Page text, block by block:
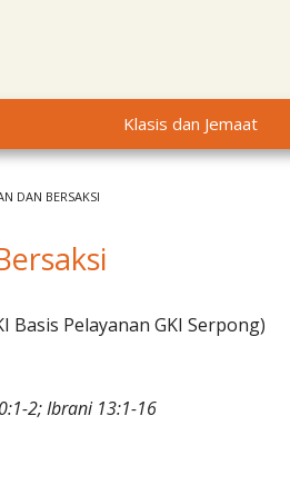
Klasis dan Jemaat
DAN BERSAKSI
Basis Pelayanan GKI Serpong)
2; Ibrani 13:1-16